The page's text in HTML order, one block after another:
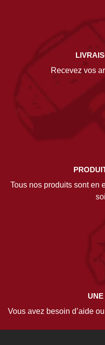
Recevez vos
Tous nos produits sont en
Vous avez besoin d’aide